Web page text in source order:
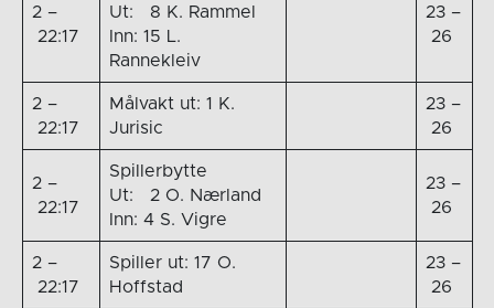
2 –
22:17
Ut: 8 K. Rammel
Inn: 15 L.
Rannekleiv
23 –
26
2 –
22:17
Målvakt ut: 1 K.
Jurisic
23 –
26
2 –
22:17
Spillerbytte
Ut: 2 O. Nærland
Inn: 4 S. Vigre
23 –
26
2 –
22:17
Spiller ut: 17 O.
Hoffstad
23 –
26